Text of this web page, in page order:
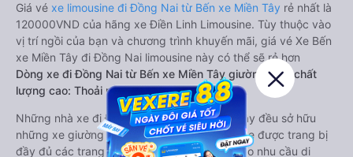
Giá vé xe limousine đi Đồng Nai từ Bến xe Miền Tây rẻ nhất là
120000VND của hãng xe Điền Linh Limousine. Tùy thuộc vào
vị trí ngồi của bạn và chương trình khuyến mãi, giá vé Xe Bến
xe Miền Tây đi Đồng Nai limousine này có thể sẽ rẻ hơn
Dòng xe đi Đồng Nai từ Bến xe Miền Tây giường nằm chất
lượng cao: Thoải mái, giá cả tốt nhất
Những nhà xe đi Đồng Nai từ Bến xe Miền Tây đều sở hữu
những xe giường nằm chất lượng cao. Trên xe được trang bị
đầy đủ các trang thiết bị hiện đại phục vụ cho nhu cầu di